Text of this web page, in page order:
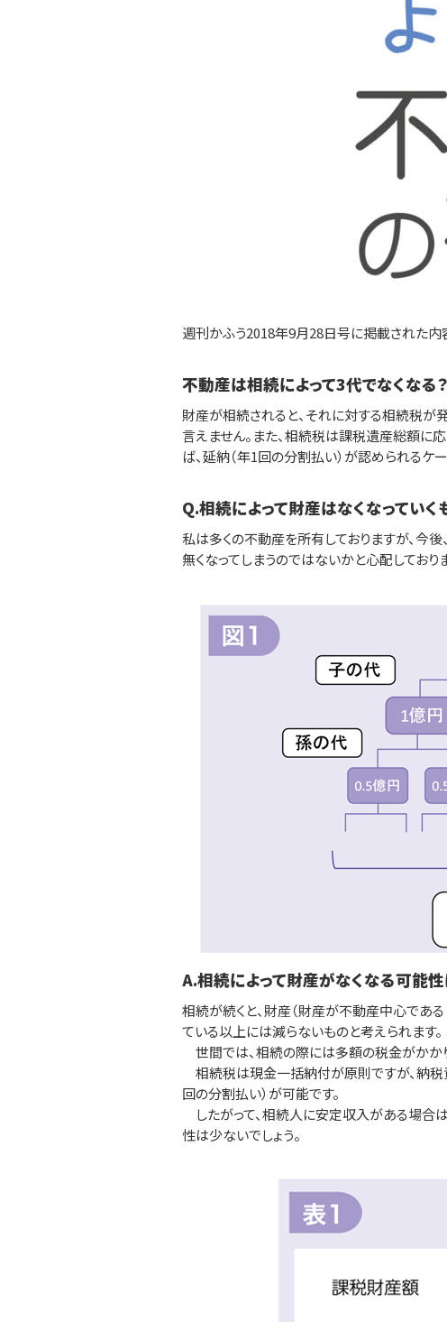
週刊かふう2018年9月28日号に掲載された内
不動産は相続によって3代でなくなる？
財産が相続されると、それに対する相続税が
言えません。また、相続税は課税遺産総額に
ば、延納（年1回の分割払い）が認められるケー
Q.相続によって財産はなくなっていく
私は多くの不動産を所有しておりますが、今
無くなってしまうのではないかと心配しており
A.相続によって財産がなくなる可能性
相続が続くと、財産（財産が不動産中心であ
ている以上には減らないものと考えられます。
世間では、相続の際には多額の税金がかか
相続税は現金一括納付が原則ですが、納税
回の分割払い）が可能です。
したがって、相続人に安定収入がある場合
性は少ないでしょう。